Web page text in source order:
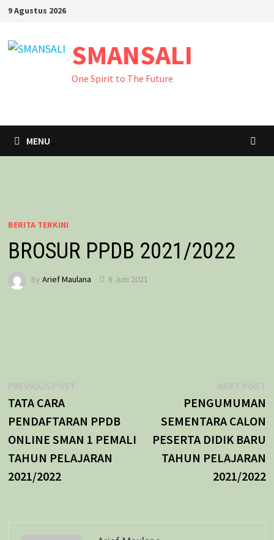
Skip
content
9 Agustus 2026
SMANSALI
One Spirit to The Future
MENU
BERITA TERKINI
BROSUR PPDB 2021/2022
by Arief Maulana 8 Juni 2021
Navigasi
pos
PREVIOUS POSTPrevious
TATA CARA
PENDAFTARAN PPDB
ONLINE SMAN 1 PEMALI
TAHUN PELAJARAN
2021/2022
NEXT POST
PENGUMUMAN
SEMENTARA CALON
PESERTA DIDIK BARU
TAHUN PELAJARAN
2021/2022